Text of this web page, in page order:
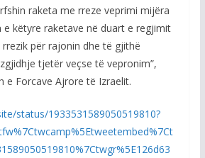
raketa me rreze veprimi mijëra
e këtyre raketave në duart e regjimit
për rajonin dhe të gjithë
tjetër veçse të vepronim”,
e Forcave Ajrore të Izraelit.
status/1933531589050519810?